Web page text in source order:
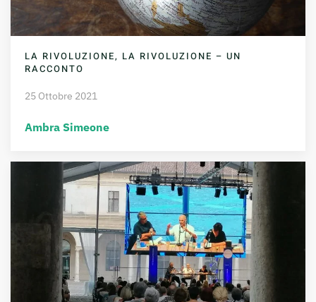
LA RIVOLUZIONE, LA RIVOLUZIONE – UN
RACCONTO
25 Ottobre 2021
Ambra Simeone